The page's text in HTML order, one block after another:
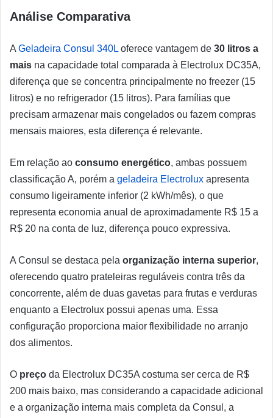
Análise Comparativa
A Geladeira Consul 340L oferece vantagem de 30 litros a
mais na capacidade total comparada à Electrolux DC35A,
diferença que se concentra principalmente no freezer (15
litros) e no refrigerador (15 litros). Para famílias que
precisam armazenar mais congelados ou fazem compras
mensais maiores, esta diferença é relevante.
Em relação ao consumo energético, ambas possuem
classificação A, porém a geladeira Electrolux apresenta
consumo ligeiramente inferior (2 kWh/mês), o que
representa economia anual de aproximadamente R$ 15 a
R$ 20 na conta de luz, diferença pouco expressiva.
A Consul se destaca pela organização interna superior,
oferecendo quatro prateleiras reguláveis contra três da
concorrente, além de duas gavetas para frutas e verduras
enquanto a Electrolux possui apenas uma. Essa
configuração proporciona maior flexibilidade no arranjo
dos alimentos.
O preço da Electrolux DC35A costuma ser cerca de R$
200 mais baixo, mas considerando a capacidade adicional
e a organização interna mais completa da Consul, a